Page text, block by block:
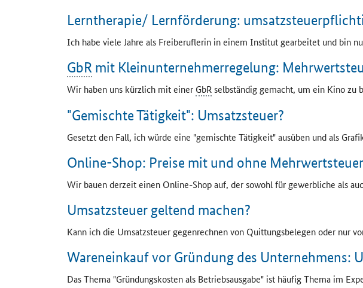
Lerntherapie/ Lernförderung:
Ich habe viele Jahre als Freiberuflerin in einem Institut gearbeitet und bin
GbR mit Kleinunternehmerregelung:
Wir haben uns kürzlich mit einer GbRselbständig gemacht, um ein Kino zu
"Gemischte Tätigkeit": Umsatzsteuer?
Gesetzt den Fall, ich würde eine "gemischte Tätigkeit" ausüben und als
Online-Shop: Preise mit und ohne
Wir bauen derzeit einen Online-Shopauf, der sowohl für gewerbliche als
Umsatzsteuer geltend machen?
Kann ich die Umsatzsteuer gegenrechnen von Quittungsbelegen oder nur
Wareneinkauf vor Gründung des Unternehmens:
Das Thema "Gründungskosten als Betriebsausgabe" ist häufig Thema im